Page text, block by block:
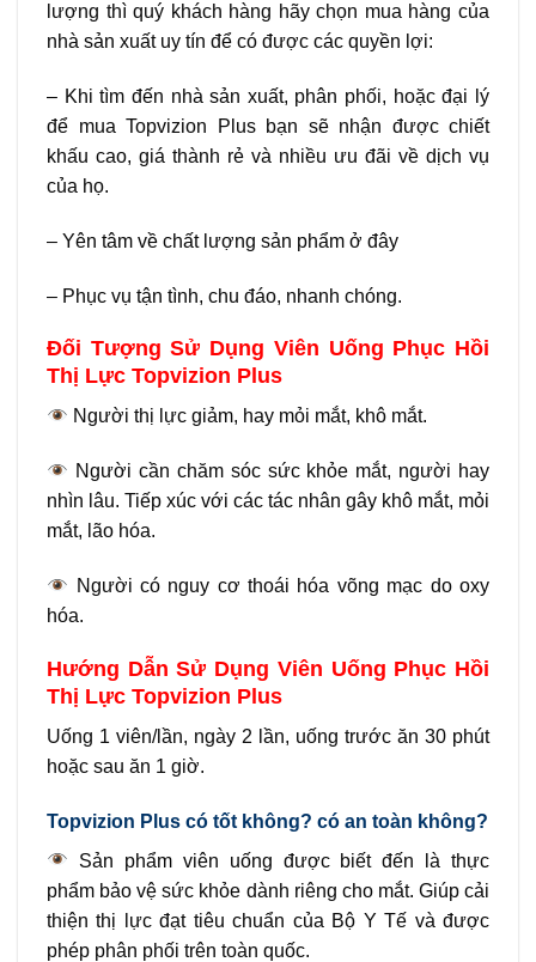
lượng thì quý khách hàng hãy chọn mua hàng của
nhà sản xuất uy tín để có được các quyền lợi:
– Khi tìm đến nhà sản xuất, phân phối, hoặc đại lý
để mua Topvizion Plus bạn sẽ nhận được chiết
khấu cao, giá thành rẻ và nhiều ưu đãi về dịch vụ
của họ.
– Yên tâm về chất lượng sản phẩm ở đây
– Phục vụ tận tình, chu đáo, nhanh chóng.
Đối Tượng Sử Dụng Viên Uống Phục Hồi
Thị Lực Topvizion Plus
Người thị lực giảm, hay mỏi mắt, khô mắt.
Người cần chăm sóc sức khỏe mắt, người hay
nhìn lâu. Tiếp xúc với các tác nhân gây khô mắt, mỏi
mắt, lão hóa.
Người có nguy cơ thoái hóa võng mạc do oxy
hóa.
Hướng Dẫn Sử Dụng Viên Uống Phục Hồi
Thị Lực Topvizion Plus
Uống 1 viên/lần, ngày 2 lần, uống trước ăn 30 phút
hoặc sau ăn 1 giờ.
Topvizion Plus có tốt không? có an toàn không?
Sản phẩm viên uống được biết đến là thực
phẩm bảo vệ sức khỏe dành riêng cho mắt. Giúp cải
thiện thị lực đạt tiêu chuẩn của Bộ Y Tế và được
phép phân phối trên toàn quốc.